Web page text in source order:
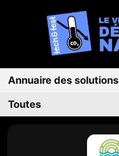
Annuaire des solutions
Toutes